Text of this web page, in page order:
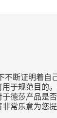
断证明着
于规范目
德莎产品是
常乐意为您提